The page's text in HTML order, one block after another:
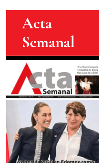
Acta
Semanal